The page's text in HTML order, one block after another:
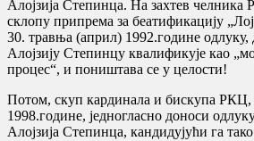
Алојзија Степинца. На захтев челника
склопу припрема за беатификацију
30. травња (април) 1992.године одлуку,
Алојзију Степинцу квалификује као
процес“, и поништава се у целости!
Потом, скуп кардинала и бискупа РКЦ,
1998.године, једногласно доноси
Алојзија Степинца, кандидујући га